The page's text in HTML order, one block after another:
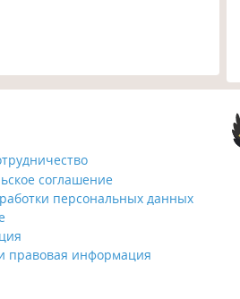
соглашение
персональных данных
правовая информация